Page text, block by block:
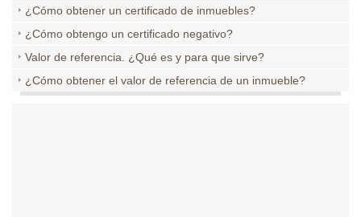
¿Cómo obtener un certificado de inmuebles?
¿Cómo obtengo un certificado negativo?
Valor de referencia. ¿Qué es y para que sirve?
¿Cómo obtener el valor de referencia de un inmueble?